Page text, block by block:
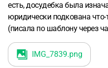
есть, досудебка была
юридически подкована
(писала по шаблону через
IMG_7839.png